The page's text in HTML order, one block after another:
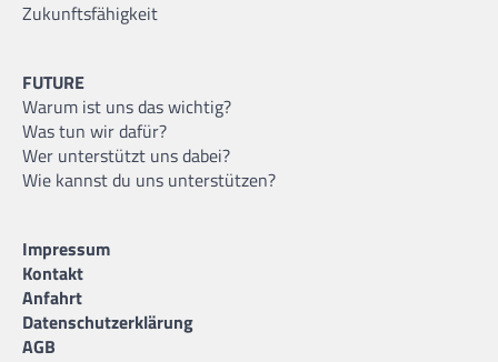
Zukunftsfähigkeit
FUTURE
Warum ist uns das wichtig?
Was tun wir dafür?
Wer unterstützt uns dabei?
Wie kannst du uns unterstützen?
Impressum
Kontakt
Anfahrt
Datenschutzerklärung
AGB